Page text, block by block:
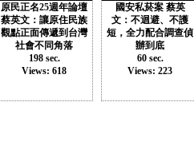
原民正名25週年論壇
蔡英文：讓原住民族
觀點正面傳遞到台灣
社會不同角落
198 sec.
Views: 618
國安私菸案 蔡英
文：不迴避、不護
短，全力配合調查偵
辦到底
60 sec.
Views: 223